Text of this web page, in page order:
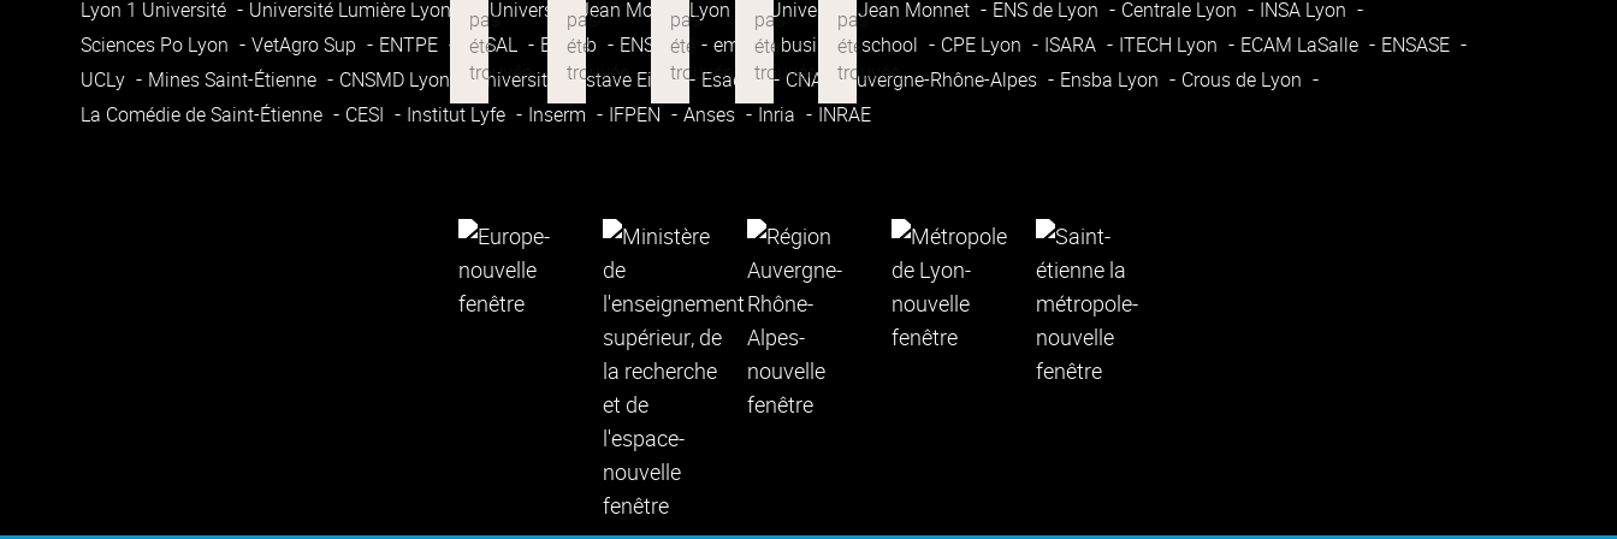
Lyon 1 Université Université Lumière Lyon 2 Université Jean Moulin Lyon 3 Université Jean Monnet ENS de Lyon Centrale Lyon
INSA Lyon
Sciences Po Lyon
VetAgro Sup ENTPE ENSAL Enssib ENSATT emlyon business school CPE Lyon ISARA ITECH Lyon ECAM LaSalle
ENSASE
UCLy
Mines Saint-Étienne CNSMD Lyon Université Gustave Eiffel Esadse CNAM Auvergne-Rhône-Alpes Ensba Lyon
Crous de Lyon
La Comédie de Saint-Étienne
CESI Institut Lyfe Inserm IFPEN Anses Inria INRAE